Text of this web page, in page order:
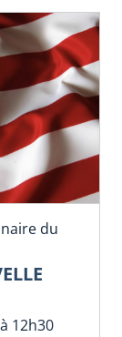
du
12h30